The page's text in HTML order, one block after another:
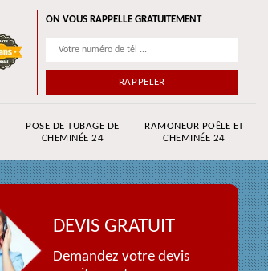
ON VOUS RAPPELLE GRATUITEMENT
POSE DE TUBAGE DE
CHEMINÉE 24
RAMONEUR POÊLE ET
CHEMINÉE 24
DEVIS GRATUIT
Demandez votre devis